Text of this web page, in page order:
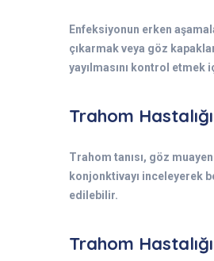
Enfeksiyonun erken
çıkarmak veya göz
yayılmasını kontrol etmek
Trahom
Trahom tanısı, göz
konjonktivayı inceleyerek
edilebilir.
Trahom